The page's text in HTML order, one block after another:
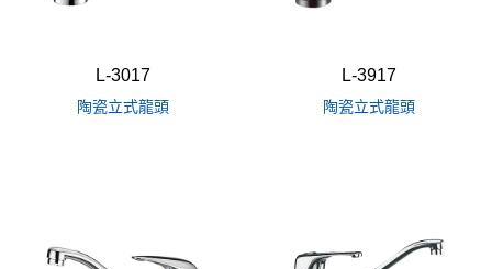
L-3017
陶瓷立式龍頭
L-3917
陶瓷立式龍頭